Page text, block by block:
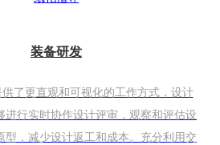
装备研发
了更直观和可视化的工作方式，设计
进行实时协作设计评审，观察和评估设
型，减少设计返工和成本。充分利用交